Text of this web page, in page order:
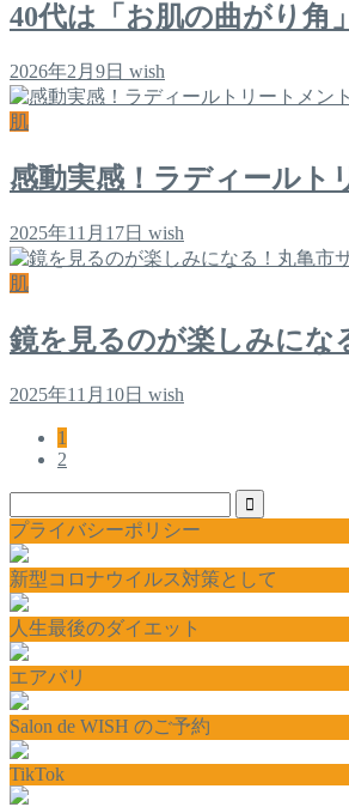
40代は「お肌の曲がり角
2026年2月9日 wish
肌
感動実感！ラディールト
2025年11月17日 wish
肌
鏡を見るのが楽しみにな
2025年11月10日 wish
1
2
プライバシーポリシー
新型コロナウイルス対策として
人生最後のダイエット
エアバリ
Salon de WISH のご予約
TikTok